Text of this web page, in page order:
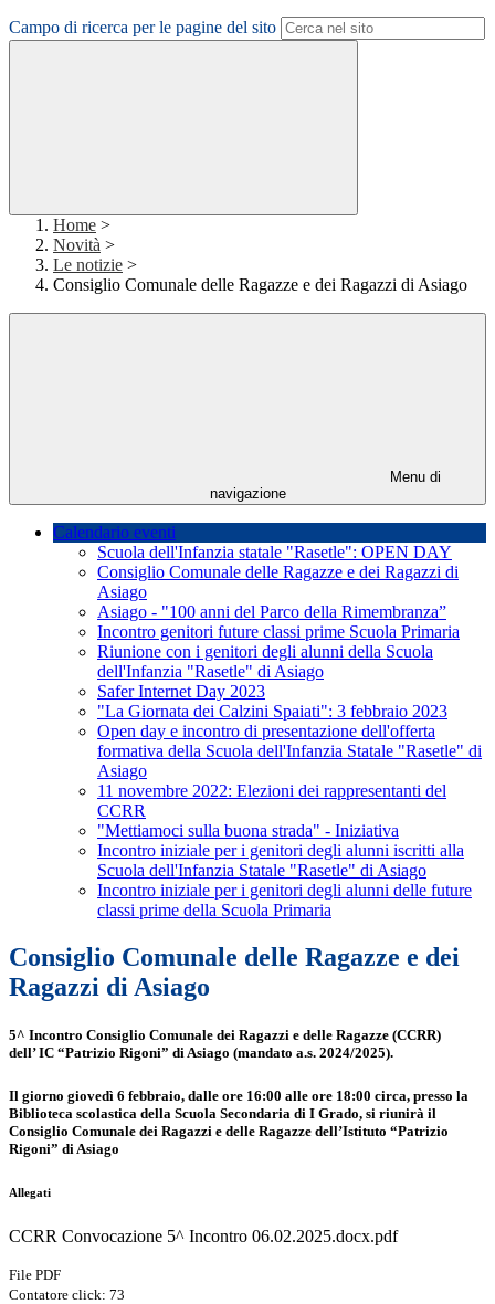
Campo di ricerca per le pagine del sito
Home >
Novità >
Le notizie >
Consiglio Comunale delle Ragazze e dei Ragazzi di Asiago
Menu di
navigazione
Calendario eventi
Scuola dell'Infanzia statale "Rasetle": OPEN DAY
Consiglio Comunale delle Ragazze e dei Ragazzi di
Asiago
Asiago - "100 anni del Parco della Rimembranza”
Incontro genitori future classi prime Scuola Primaria
Riunione con i genitori degli alunni della Scuola
dell'Infanzia "Rasetle" di Asiago
Safer Internet Day 2023
"La Giornata dei Calzini Spaiati": 3 febbraio 2023
Open day e incontro di presentazione dell'offerta
formativa della Scuola dell'Infanzia Statale "Rasetle" di
Asiago
11 novembre 2022: Elezioni dei rappresentanti del
CCRR
"Mettiamoci sulla buona strada" - Iniziativa
Incontro iniziale per i genitori degli alunni iscritti alla
Scuola dell'Infanzia Statale "Rasetle" di Asiago
Incontro iniziale per i genitori degli alunni delle future
classi prime della Scuola Primaria
Consiglio Comunale delle Ragazze e dei
Ragazzi di Asiago
5^ Incontro Consiglio Comunale dei Ragazzi e delle Ragazze (CCRR)
dell’ IC “Patrizio Rigoni” di Asiago (mandato a.s. 2024/2025).
Il giorno giovedì 6 febbraio, dalle ore 16:00 alle ore 18:00 circa, presso la
Biblioteca scolastica della Scuola Secondaria di I Grado, si riunirà il
Consiglio Comunale dei Ragazzi e delle Ragazze dell’Istituto “Patrizio
Rigoni” di Asiago
Allegati
CCRR Convocazione 5^ Incontro 06.02.2025.docx.pdf
File PDF
Contatore click: 73